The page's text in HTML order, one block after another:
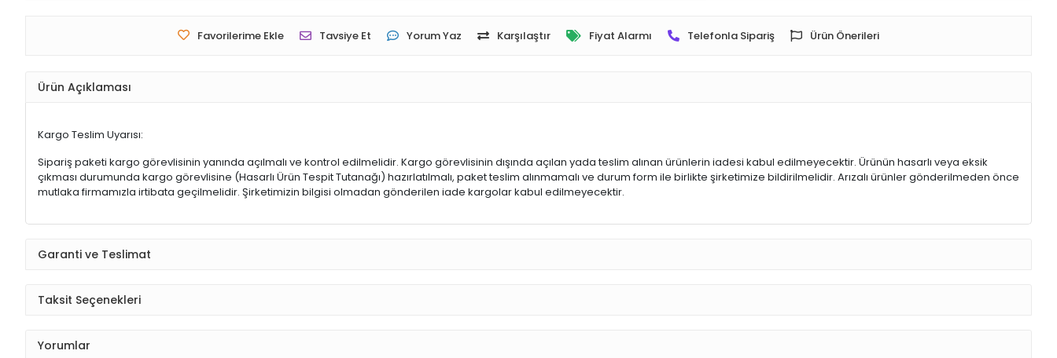
Favorilerime Ekle Tavsiye Et Yorum Yaz Karşılaştır Fiyat Alarmı Telefonla Sipariş Ürün Önerileri
Ürün Açıklaması
Kargo Teslim Uyarısı:
Sipariş paketi kargo görevlisinin yanında açılmalı ve kontrol edilmelidir. Kargo görevlisinin dışında açılan yada teslim alınan ürünlerin iadesi kabul edilmeyecektir. Ürünün hasarlı veya eksik
çıkması durumunda kargo görevlisine (Hasarlı Ürün Tespit Tutanağı) hazırlatılmalı, paket teslim alınmamalı ve durum form ile birlikte şirketimize bildirilmelidir. Arızalı ürünler gönderilmeden önce
mutlaka firmamızla irtibata geçilmelidir. Şirketimizin bilgisi olmadan gönderilen iade kargolar kabul edilmeyecektir.
Garanti ve Teslimat
Taksit Seçenekleri
Yorumlar